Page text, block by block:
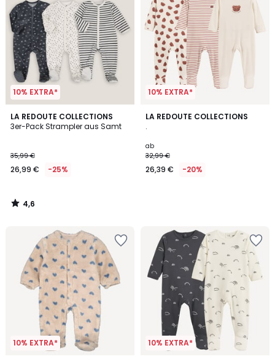
10% EXTRA*
LA REDOUTE COLLECTIONS
3er-Pack Strampler aus Samt
35,99 €
26,99 € -25%
4,6
/ 5
4,6
/
10% EXTRA*
LA REDOUTE COLLECTIONS
.
ab
32,99 €
26,39 € -20%
10% EXTRA* 10% EXTRA*